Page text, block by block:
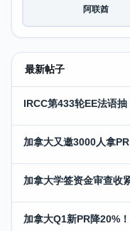
阿联酋
最新帖子
IRCC第433轮EE法语
加拿大又邀3000人拿
加拿大学签资金审查收
加拿大Q1新PR降20%